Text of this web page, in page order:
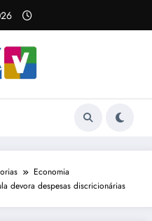
Economia
devora despesas discricionárias